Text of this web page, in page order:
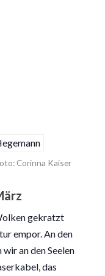
Corinna Kaiser
gekratzt
empor. An den
an den Seelen
das